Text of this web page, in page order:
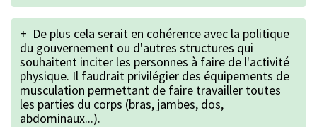
+ De plus cela serait en cohérence avec la politique
du gouvernement ou d'autres structures qui
souhaitent inciter les personnes à faire de l'activité
physique. Il faudrait privilégier des équipements de
musculation permettant de faire travailler toutes
les parties du corps (bras, jambes, dos,
abdominaux...).